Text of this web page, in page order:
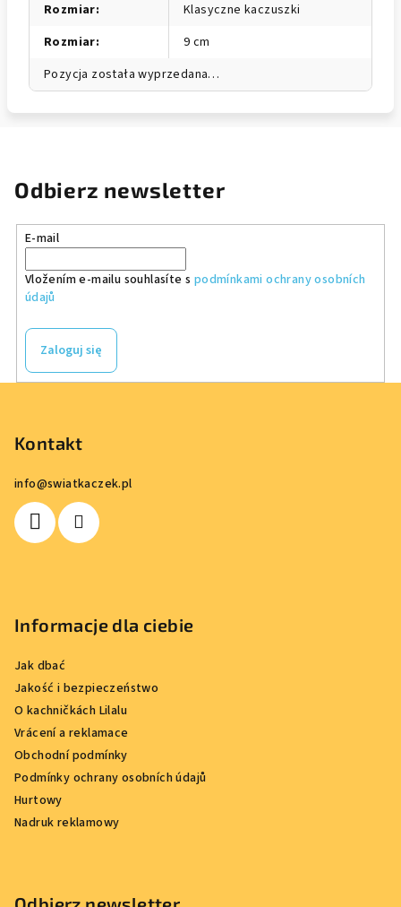
Rozmiar:
Klasyczne kaczuszki
Rozmiar:
9 cm
Pozycja została wyprzedana…
Odbierz newsletter
E-mail
Vložením e-mailu souhlasíte s podmínkami ochrany osobních
údajů
Zaloguj się
Kontakt
info@swiatkaczek.pl
Informacje dla ciebie
Jak dbać
Jakość i bezpieczeństwo
O kachničkách Lilalu
Vrácení a reklamace
Obchodní podmínky
Podmínky ochrany osobních údajů
Hurtowy
Nadruk reklamowy